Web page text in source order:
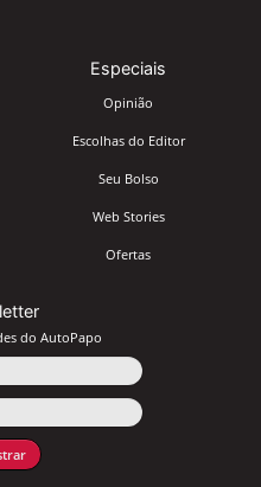
Especiais
Opinião
Escolhas do Editor
Seu Bolso
Web Stories
Ofertas
do AutoPapo